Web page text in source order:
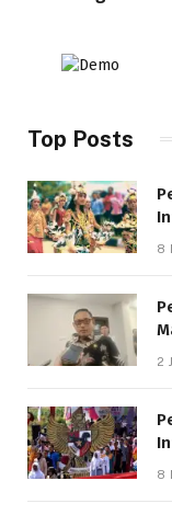
Top Posts
8
2
8